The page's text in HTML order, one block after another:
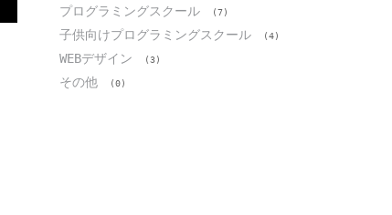
プログラミングスクール (7)
子供向けプログラミングスクール (4)
WEBデザイン (3)
その他 (0)